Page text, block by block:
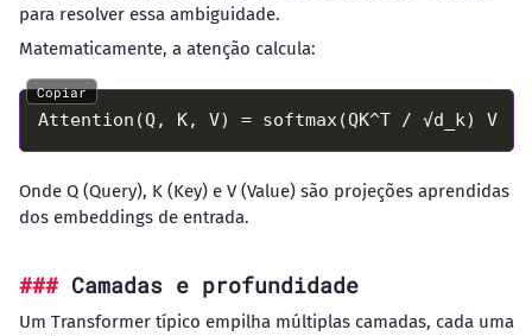
para resolver essa ambiguidade.
Matematicamente, a atenção calcula:
Attention(Q, K, V) = softmax(QK^T / √d_k) V
Copiar
Onde Q (Query), K (Key) e V (Value) são projeções aprendidas
dos embeddings de entrada.
Camadas e profundidade
Um Transformer típico empilha múltiplas camadas, cada uma